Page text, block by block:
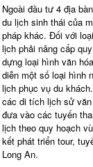
Ngoài đầu tư 4 địa
du lịch sinh thái của
pháp khác. Đối với
lịch phải nâng cấp
dựng loại hình văn
diễn một số loại hình
lịch phục vụ du
các di tích lịch sử
đưa vào các tuyến
lịch theo quy hoạch
kết phát triển tour,
Long An.